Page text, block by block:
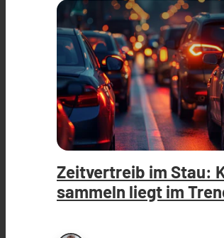
Zeitvertreib im Stau:
sammeln liegt im